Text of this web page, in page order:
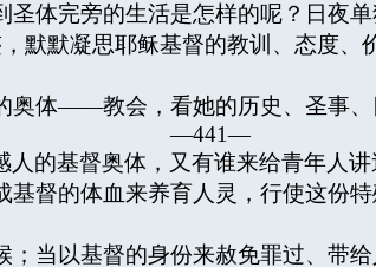
体完旁的生活是怎样的呢？日夜
默默凝思耶稣基督的教训、态度
奥体——教会，看她的历史、圣事、
—441—
的基督奥体，又有谁来给青年人讲
督的体血来养育人灵，行使这份
当以基督的身份来赦免罪过、带